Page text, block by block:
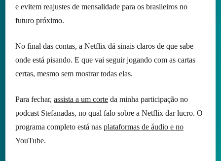
e evitem reajustes de mensalidade para os brasileiros no
futuro próximo.
No final das contas, a Netflix dá sinais claros de que sabe
onde está pisando. E que vai seguir jogando com as cartas
certas, mesmo sem mostrar todas elas.
Para fechar,assista a um corte da minha participação no
podcast Stefanadas, no qual falo sobre a Netflix dar lucro. O
programa completo está nasplataformas de áudio e no
YouTube.